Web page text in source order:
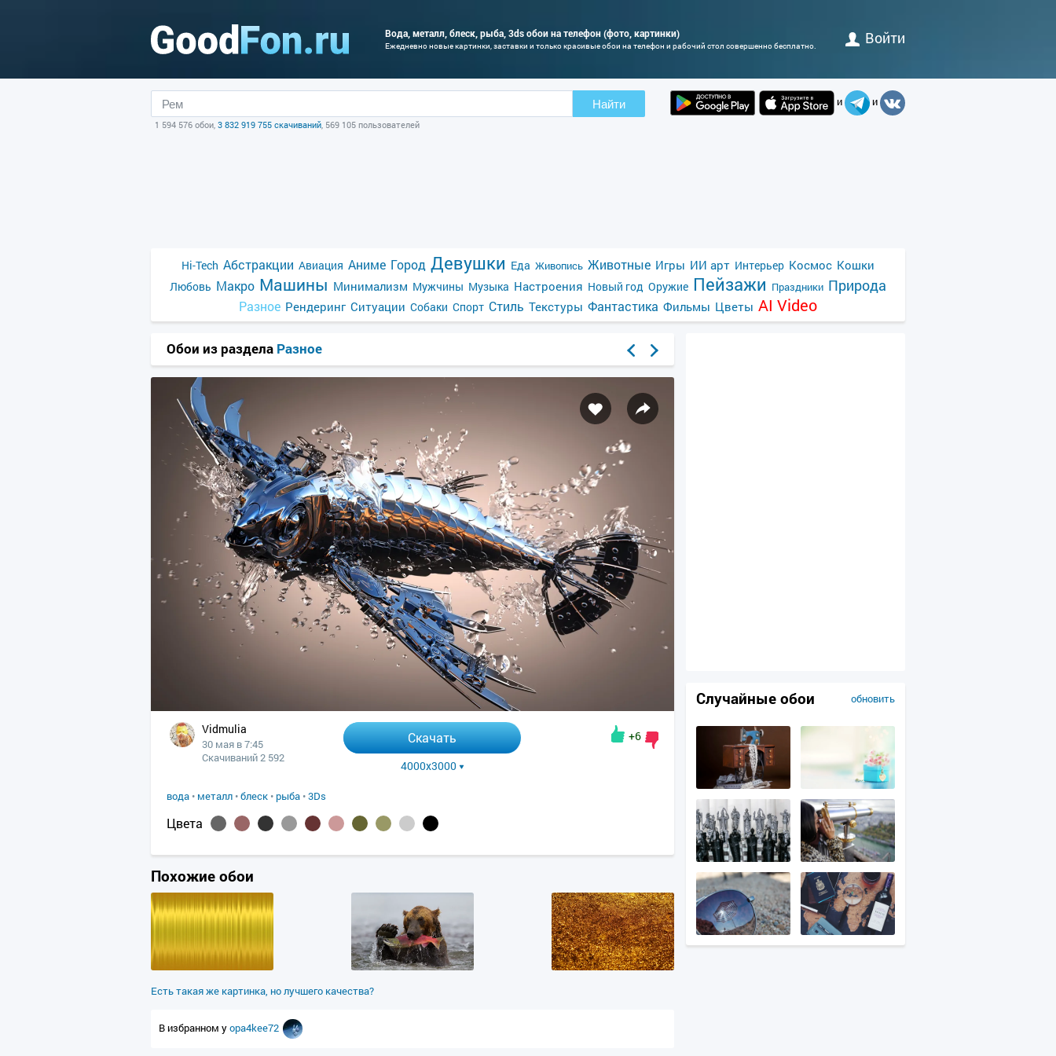
Вода, металл, блеск, рыба, 3ds обои на телефон (фото, картинки)
Ежедневно новые картинки, заставки и только красивые обои на телефон и рабочий стол совершенно бесплатно. Войти
Найти
1 594 576 обои, 3 832 919 755 скачиваний, 569 105 пользователей
и и
Hi-Tech Абстракции Авиация Аниме Город Девушки Еда Живопись Животные Игры ИИ арт Интерьер Космос Кошки
Любовь Макро Машины Минимализм Мужчины Музыка Настроения Новый год Оружие Пейзажи Праздники Природа
Разное Рендеринг Ситуации Собаки Спорт Стиль Текстуры Фантастика Фильмы Цветы AI Video
Обои из раздела Разное
Vidmulia
30 мая в 7:45
Скачиваний 2 592
Скачать
4000x3000
+6
вода • металл •блеск • рыба •3Ds
Цвета
Похожие обои
Есть такая же картинка, но лучшего качества?
В избранном уopa4kee72
обновить
Случайные обои